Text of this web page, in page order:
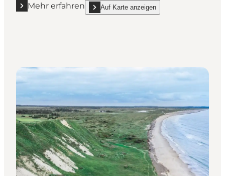
Mehr erfahren
Mehr erfahren "Rubjerg Knude Fyr"
Auf Karte anzeigen
show Rubjerg Knude Fyr on_map